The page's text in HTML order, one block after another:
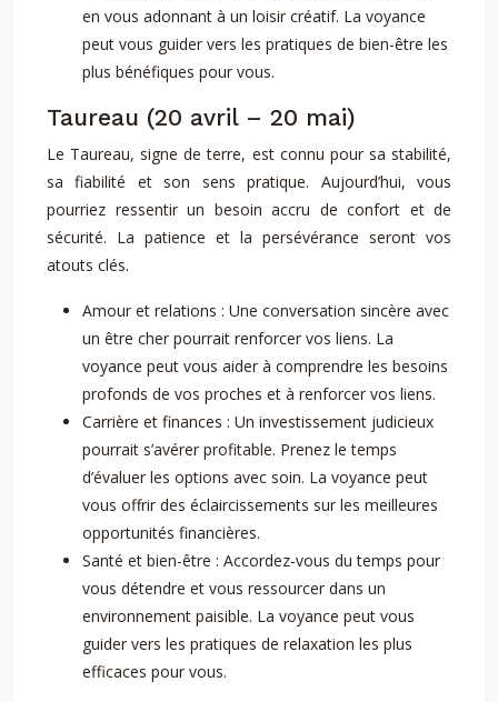
en vous adonnant à un loisir créatif. La voyance
peut vous guider vers les pratiques de bien-être les
plus bénéfiques pour vous.
Taureau (20 avril – 20 mai)
Le Taureau, signe de terre, est connu pour sa stabilité,
sa fiabilité et son sens pratique. Aujourd’hui, vous
pourriez ressentir un besoin accru de confort et de
sécurité. La patience et la persévérance seront vos
atouts clés.
Amour et relations : Une conversation sincère avec
un être cher pourrait renforcer vos liens. La
voyance peut vous aider à comprendre les besoins
profonds de vos proches et à renforcer vos liens.
Carrière et finances : Un investissement judicieux
pourrait s’avérer profitable. Prenez le temps
d’évaluer les options avec soin. La voyance peut
vous offrir des éclaircissements sur les meilleures
opportunités financières.
Santé et bien-être : Accordez-vous du temps pour
vous détendre et vous ressourcer dans un
environnement paisible. La voyance peut vous
guider vers les pratiques de relaxation les plus
efficaces pour vous.